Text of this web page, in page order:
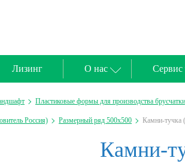
Лизинг О нас Сервис
Пластиковые формы для производства
Россия) Размерный ряд 500х500 Камни-тучка
Камни-